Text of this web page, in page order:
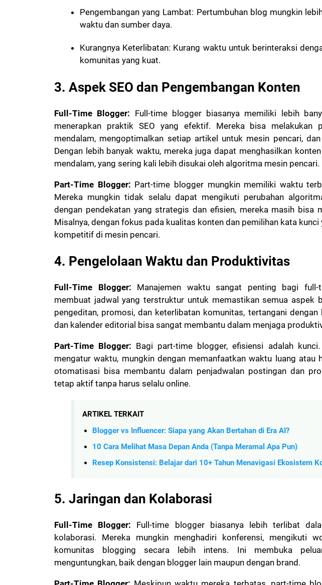
Pengembangan yang Lambat: Pertumbuhan blog mungkin
waktu dan sumber daya.
Kurangnya Keterlibatan: Kurang waktu untuk berinteraksi
komunitas yang kuat.
3. Aspek SEO dan Pengembangan Konten
Full-Time Blogger: Full-time blogger biasanya memiliki lebih
menerapkan praktik SEO yang efektif. Mereka bisa melakukan
mendalam, mengoptimalkan setiap artikel untuk mesin pencari,
Dengan lebih banyak waktu, mereka juga dapat menghasilkan
mendalam, yang sering kali lebih disukai oleh algoritma mesin pencari.
Part-Time Blogger: Part-time blogger mungkin memiliki waktu
Mereka mungkin tidak selalu dapat mengikuti perubahan
dengan pendekatan yang strategis dan efisien, mereka masih bisa
Misalnya, dengan fokus pada kualitas konten dan pemilihan kata
kompetitif di mesin pencari.
4. Pengelolaan Waktu dan Produktivitas
Full-Time Blogger: Manajemen waktu sangat penting bagi full-
membuat jadwal yang terstruktur untuk memastikan semua aspek
pengeditan, promosi, dan keterlibatan komunitas, tertangani
dan kalender editorial bisa sangat membantu dalam menjaga
Part-Time Blogger: Bagi part-time blogger, efisiensi adalah
mengatur waktu, mungkin dengan memanfaatkan waktu luang atau
otomatisasi bisa membantu dalam penjadwalan postingan dan
tetap aktif tanpa harus selalu online.
ARTIKEL TERKAIT
Blogger vs Influencer: Siapa yang Akan Bertahan di Era AI?
10 Cara Melihat Masa Depan Anda (Tanpa Meramal Apa Pun)
Resep Konsistensi: Belajar dari 10+ Tahun Menavigasi Ekosistem
5. Jaringan dan Kolaborasi
Full-Time Blogger: Full-time blogger biasanya lebih terlibat
kolaborasi. Mereka mungkin menghadiri konferensi, mengikuti
komunitas blogging secara lebih intens. Ini membuka
menguntungkan, baik dengan blogger lain maupun dengan brand.